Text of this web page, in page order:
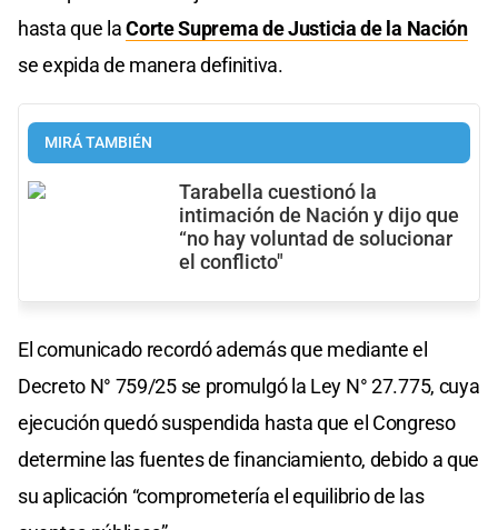
hasta que laCorte Suprema de Justicia de la Nación
se expida de manera definitiva.
MIRÁ TAMBIÉN
Tarabella cuestionó la
intimación de Nación y dijo que
“no hay voluntad de solucionar
el conflicto"
El comunicado recordó además que mediante el
Decreto N° 759/25 se promulgó la Ley N° 27.775, cuya
ejecución quedó suspendida hasta que el Congreso
determine las fuentes de financiamiento, debido a que
su aplicación “comprometería el equilibrio de las